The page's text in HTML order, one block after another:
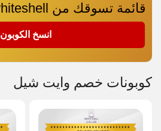
قائمة تسوقك من whiteshell
انسخ الكوبون
كوبونات خصم وايت شيل